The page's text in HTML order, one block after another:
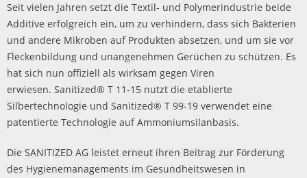
Seit vielen Jahren setzt die Textil- und Polymerindustrie beide
Additive erfolgreich ein, um zu verhindern, dass sich Bakterien
und andere Mikroben auf Produkten absetzen, und um sie vor
Fleckenbildung und unangenehmen Gerüchen zu schützen. Es
hat sich nun offiziell als wirksam gegen Viren
erwiesen. Sanitized® T 11-15 nutzt die etablierte
Silbertechnologie und Sanitized® T 99-19 verwendet eine
patentierte Technologie auf Ammoniumsilanbasis.
Die SANITIZED AG leistet erneut ihren Beitrag zur Förderung
des Hygienemanagements im Gesundheitswesen in